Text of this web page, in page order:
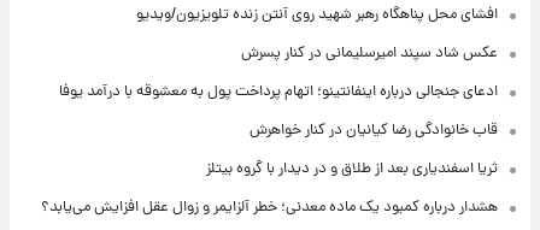
افشای محل پناهگاه‌ رهبر شهید روی آنتن زنده تلویزیون/ویدیو
عکس شاد سپند امیرسلیمانی در کنار پسرش
ادعای جنجالی درباره اینفانتینو؛ اتهام پرداخت پول به معشوقه با درآمد یوفا
قاب خانوادگی رضا کیانیان در کنار خواهرش
ثریا اسفندیاری بعد از طلاق و در دیدار با گروه بیتلز
هشدار درباره کمبود یک ماده معدنی؛ خطر آلزایمر و زوال عقل افزایش می‌یابد؟